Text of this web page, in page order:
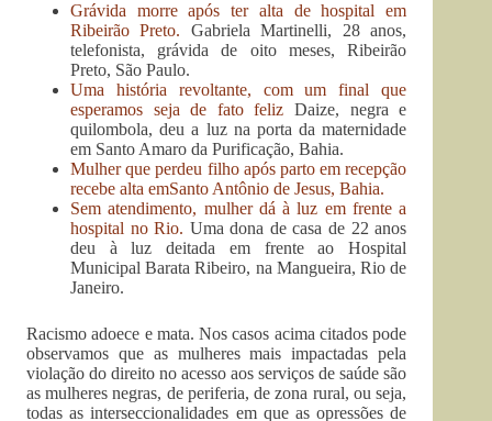
Grávida morre após ter alta de hospital em
Ribeirão Preto. Gabriela Martinelli, 28 anos,
telefonista, grávida de oito meses, Ribeirão
Preto, São Paulo.
Uma história revoltante, com um final que
esperamos seja de fato feliz Daize, negra e
quilombola, deu a luz na porta da maternidade
em Santo Amaro da Purificação, Bahia.
Mulher que perdeu filho após parto em recepção
recebe alta emSanto Antônio de Jesus, Bahia.
Sem atendimento, mulher dá à luz em frente a
hospital no Rio. Uma dona de casa de 22 anos
deu à luz deitada em frente ao Hospital
Municipal Barata Ribeiro, na Mangueira, Rio de
Janeiro.
Racismo adoece e mata. Nos casos acima citados pode
observamos que as mulheres mais impactadas pela
violação do direito no acesso aos serviços de saúde são
as mulheres negras, de periferia, de zona rural, ou seja,
todas as interseccionalidades em que as opressões de